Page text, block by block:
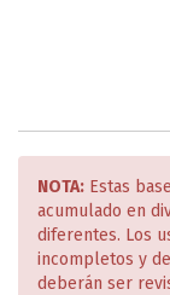
NOTA: Estas
acumulado en
diferentes. Los
incompletos y
deberán ser